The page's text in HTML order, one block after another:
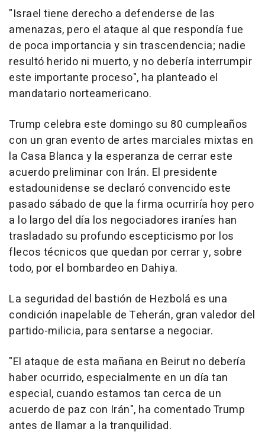
"Israel tiene derecho a defenderse de las
amenazas, pero el ataque al que respondía fue
de poca importancia y sin trascendencia; nadie
resultó herido ni muerto, y no debería interrumpir
este importante proceso", ha planteado el
mandatario norteamericano.
Trump celebra este domingo su 80 cumpleaños
con un gran evento de artes marciales mixtas en
la Casa Blanca y la esperanza de cerrar este
acuerdo preliminar con Irán. El presidente
estadounidense se declaró convencido este
pasado sábado de que la firma ocurriría hoy pero
a lo largo del día los negociadores iraníes han
trasladado su profundo escepticismo por los
flecos técnicos que quedan por cerrar y, sobre
todo, por el bombardeo en Dahiya.
La seguridad del bastión de Hezbolá es una
condición inapelable de Teherán, gran valedor del
partido-milicia, para sentarse a negociar.
"El ataque de esta mañana en Beirut no debería
haber ocurrido, especialmente en un día tan
especial, cuando estamos tan cerca de un
acuerdo de paz con Irán", ha comentado Trump
antes de llamar a la tranquilidad.